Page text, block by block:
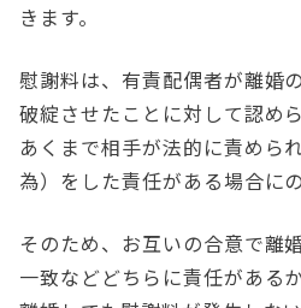
きます。
慰謝料は、有責配偶者が離婚
破綻させたことに対して認め
あくまで相手が法的に責めら
為）をした責任がある場合に
そのため、お互いの合意で離
一致などどちらに責任がある